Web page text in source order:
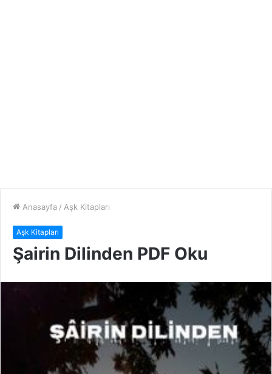
Anasayfa / Aşk Kitapları
Aşk Kitapları
Şairin Dilinden PDF Oku